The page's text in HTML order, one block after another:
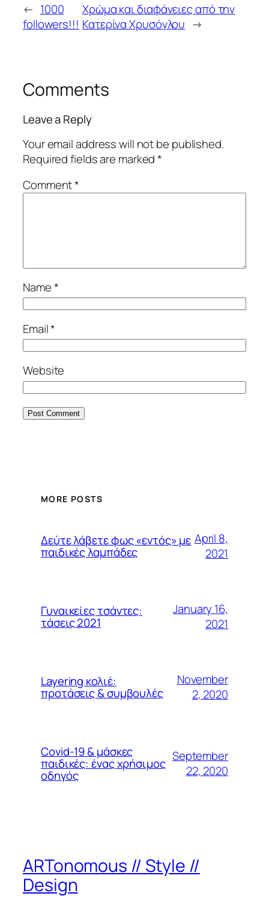
← 1000
followers!!!
Χρώμα και διαφάνειες από την
Κατερίνα Χρυσόγλου →
Comments
Leave a Reply
Your email address will not be published.
Required fields are marked*
Comment*
Name*
Email*
Website
MORE POSTS
Δεύτε λάβετε φως «εντός» με
παιδικές λαμπάδες
April 8,
2021
Γυναικείες τσάντες:
τάσεις 2021
January 16,
2021
Layering κολιέ:
προτάσεις & συμβουλές
November
2, 2020
Covid-19 & μάσκες
παιδικές: ένας χρήσιμος
οδηγός
September
22, 2020
ARTonomous // Style //
Design